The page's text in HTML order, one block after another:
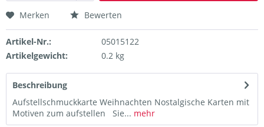
Merken Bewerten
Artikel-Nr.:
05015122
Artikelgewicht:
0.2 kg
Beschreibung
Aufstellschmuckkarte Weihnachten Nostalgische Karten mit
Motiven zum aufstellen Sie... mehr